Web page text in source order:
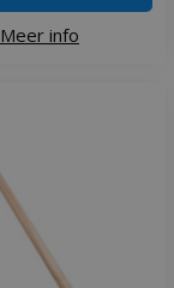
Meer info